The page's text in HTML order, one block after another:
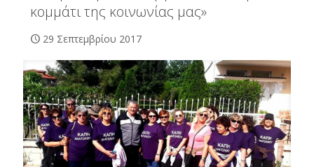
κομμάτι της κοινωνίας μας»
29 Σεπτεμβρίου 2017